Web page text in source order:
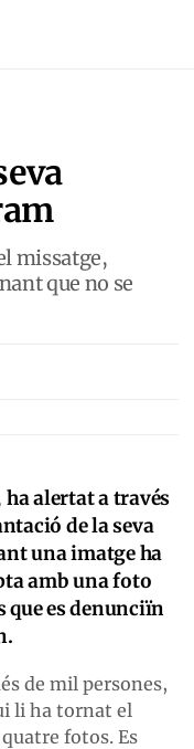
missatge,
que no se
ha alertat a través
de la seva
una imatge ha
amb una foto
que es denunciïn
de mil persones,
li ha tornat el
fotos. Es